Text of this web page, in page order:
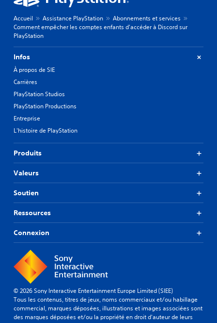
Accueil Assistance PlayStation
Abonnements et services
Comment empêcher les comptes enfants d'accéder à Discord sur
PlayStation
Infos
À propos de SIE
Carrières
PlayStation Studios
PlayStation Productions
Entreprise
L'histoire de PlayStation
Produits
Valeurs
Soutien
Ressources
Connexion
© 2026 Sony Interactive Entertainment Europe Limited (SIEE)
Tous les contenus, titres de jeux, noms commerciaux et/ou habillage
commercial, marques déposées, illustrations et images associées sont
des marques déposées et/ou la propriété en droit d'auteur de leurs